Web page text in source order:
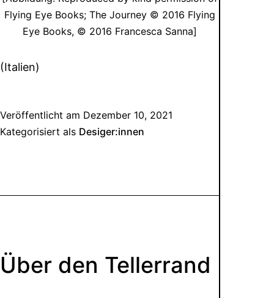
Flying Eye Books; The Journey © 2016 Flying
Eye Books, © 2016 Francesca Sanna]
(Italien)
Veröffentlicht am Dezember 10, 2021
Kategorisiert als Desiger:innen
Über den Tellerrand